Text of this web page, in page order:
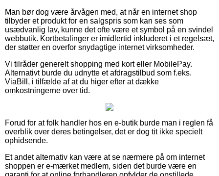
Man bør dog være årvågen med, at når en internet shop
tilbyder et produkt for en salgspris som kan ses som
usædvanlig lav, kunne det ofte være et symbol på en svindel
webbutik. Kortbetalinger er imidlertid inkluderet i et regelsæt,
der støtter en overfor snydagtige internet virksomheder.
Vi tilråder generelt shopping med kort eller MobilePay.
Alternativt burde du udnytte et afdragstilbud som f.eks.
ViaBill, i tilfælde af at du higer efter at dække
omkostningerne over tid.
Forud for at folk handler hos en e-butik burde man i reglen få
overblik over deres betingelser, det er dog tit ikke specielt
ophidsende.
Et andet alternativ kan være at se nærmere på om internet
shoppen er e-mærket medlem, siden det burde være en